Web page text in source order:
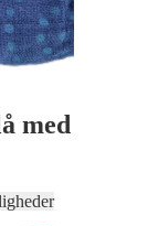
med
Dette